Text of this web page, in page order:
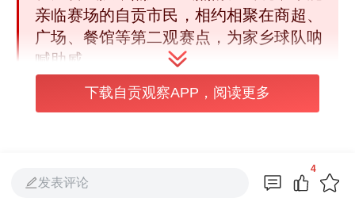
亲临赛场的自贡市民，相约相聚在商超、
广场、餐馆等第二观赛点，为家乡球队呐
喊助威。
下载自贡观察APP，阅读更多
发表评论
4